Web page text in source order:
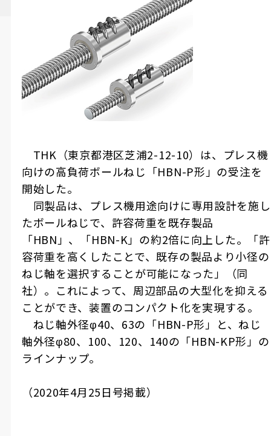
THK （東京都港区芝浦2-12-10）は、プレス機
向けの高負荷ボールねじ「HBN-P形」の受注を
開始した。
同製品は、プレス機用途向けに専用設計を施し
たボールねじで、許容荷重を既存製品
「HBN 」、「HBN-K 」の約2倍に向上した。「許
容荷重を高くしたことで、既存の製品より小径の
ねじ軸を選択することが可能になった」（同
社）。これによって、周辺部品の大型化を抑える
ことができ、装置のコンパクト化を実現する。
ねじ軸外径φ40、 63の「HBN-P形」と、ねじ
軸外径φ80、 100、 120、 140の「HBN-KP形」の
ラインナップ。
（2020年4月25日号掲載）